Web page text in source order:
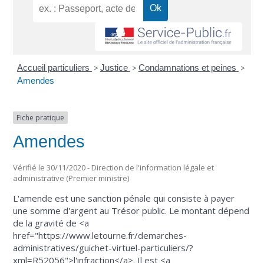
Accueil particuliers > Justice > Condamnations et peines >
Amendes
Fiche pratique
Amendes
Vérifié le 30/11/2020 - Direction de l'information légale et
administrative (Premier ministre)
L'amende est une sanction pénale qui consiste à payer
une somme d'argent au Trésor public. Le montant dépend
de la gravité de <a
href="https://www.letourne.fr/demarches-
administratives/guichet-virtuel-particuliers/?
xml=R52056">l'infraction</a>. Il est <a